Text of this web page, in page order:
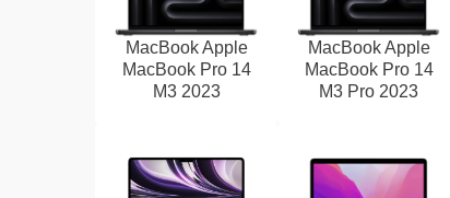
MacBook Apple
MacBook Pro 14
M3 2023
MacBook Apple
MacBook Pro 14
M3 Pro 2023